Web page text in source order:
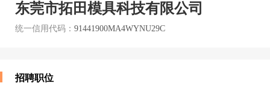
东莞市拓田模具科技有限公司
统一信用代码： 91441900MA4WYNU29C
招聘职位